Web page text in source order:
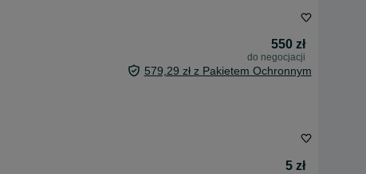
550 zł
do negocjacji
579,29 zł z Pakietem Ochronnym
5 zł